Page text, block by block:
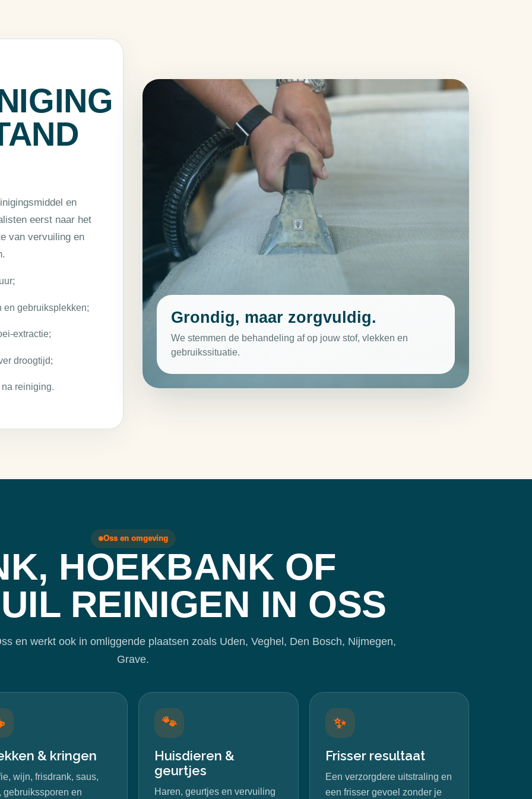
en
eerst naar het
van vervuiling en
en gebruiksplekken;
extractie;
droogtijd;
reiniging.
Grondig, maar zorgvuldig.
We stemmen de behandeling af op jouw stof, vlekken en
gebruikssituatie.
Oss en omgeving
HOEKBANK OF
REINIGEN IN OSS
en werkt ook in omliggende plaatsen zoals Uden, Veghel, Den Bosch, Nijmegen,
Grave.
& kringen
wijn, frisdrank, saus,
gebruikssporen en
🐾
Huisdieren &
geurtjes
Haren, geurtjes en vervuiling
✨
Frisser resultaat
Een verzorgdere uitstraling en
een frisser gevoel zonder je